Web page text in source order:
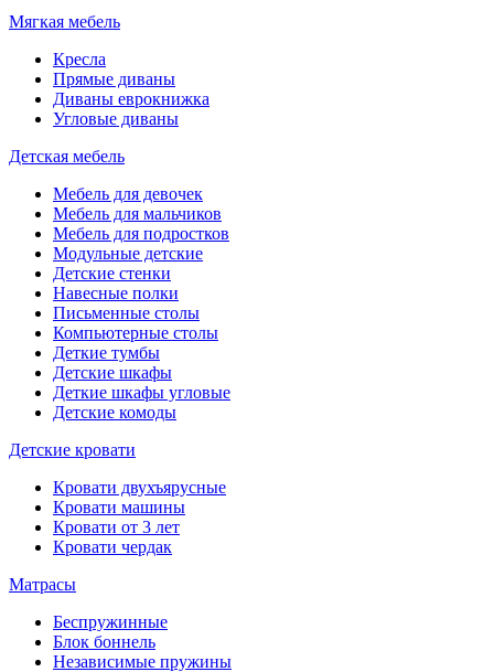
Мягкая мебель
Кресла
Прямые диваны
Диваны еврокнижка
Угловые диваны
Детская мебель
Мебель для девочек
Мебель для мальчиков
Мебель для подростков
Модульные детские
Детские стенки
Навесные полки
Письменные столы
Компьютерные столы
Деткие тумбы
Детские шкафы
Деткие шкафы угловые
Детские комоды
Детские кровати
Кровати двухъярусные
Кровати машины
Кровати от 3 лет
Кровати чердак
Матрасы
Беспружинные
Блок боннель
Независимые пружины